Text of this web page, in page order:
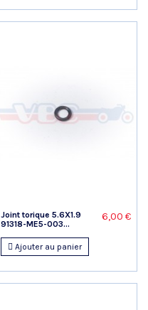
Joint torique 5.6X1.9
91318-ME5-003...
6,00 €
Ajouter au panier